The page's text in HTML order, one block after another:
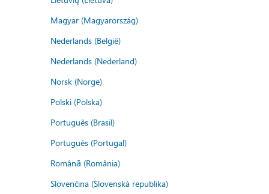
Magyar (Magyarország)
Nederlands (België)
Nederlands (Nederland)
Norsk (Norge)
Polski (Polska)
Português (Brasil)
Português (Portugal)
Română (România)
Slovenčina (Slovenská republika)